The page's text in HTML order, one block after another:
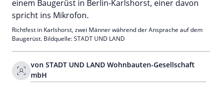
von STADT UND LAND Wohnbauten-Gesellschaft
mbH
Richtfest in Karlshorst, zwei Männer während der Ansprache auf dem
Baugerüst. Bildquelle: STADT UND LAND